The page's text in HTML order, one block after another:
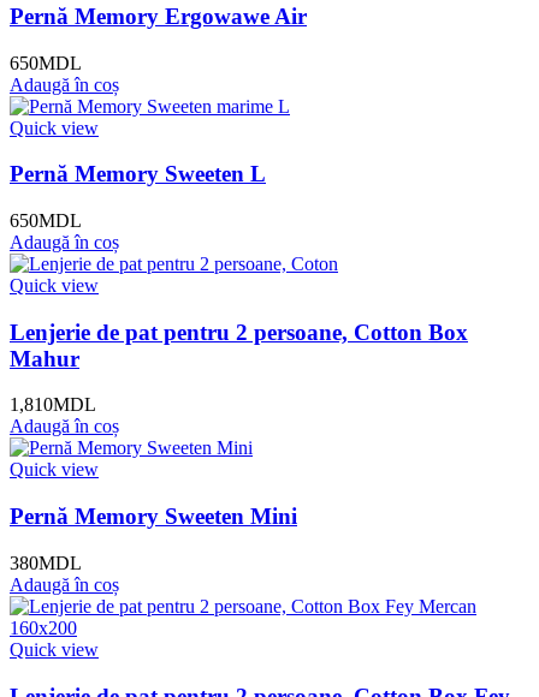
Pernă Memory Ergowawe Air
650MDL
Adaugă în coș
Quick view
Pernă Memory Sweeten L
650MDL
Adaugă în coș
Quick view
Lenjerie de pat pentru 2 persoane, Cotton Box
Mahur
1,810MDL
Adaugă în coș
Quick view
Pernă Memory Sweeten Mini
380MDL
Adaugă în coș
Quick view